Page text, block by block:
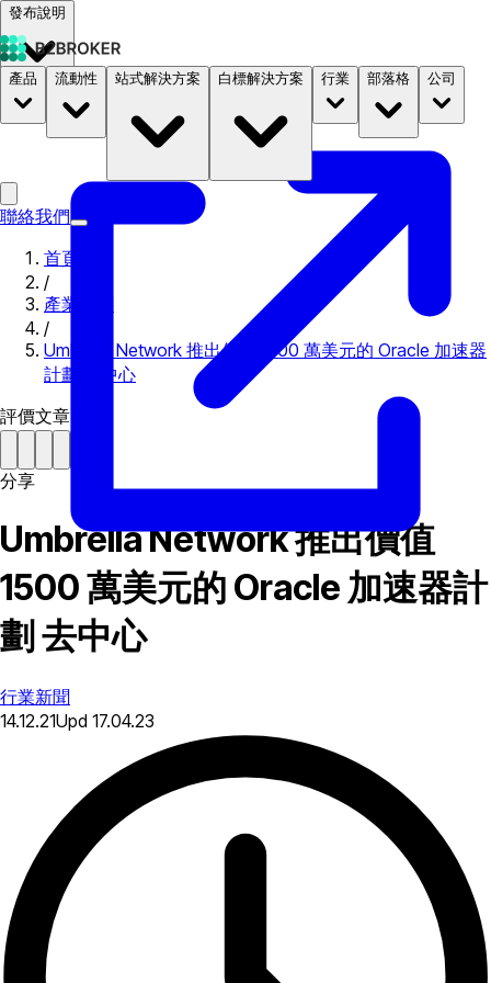
發布說明
文件 定價 B2STORE
產品 流動性 站式解決方案 白標解決方案 行業 部落格 公司
聯絡我們
首頁
/
產業新聞
/
Umbrella Network 推出價值 1500 萬美元的 Oracle 加速器
計劃 去中心
評價文章
分享
Umbrella Network 推出價值
1500 萬美元的 Oracle 加速器計
劃 去中心
行業新聞
14.12.21Upd 17.04.23